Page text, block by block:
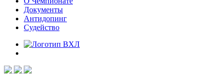
Документы
Антидопинг
Судейство